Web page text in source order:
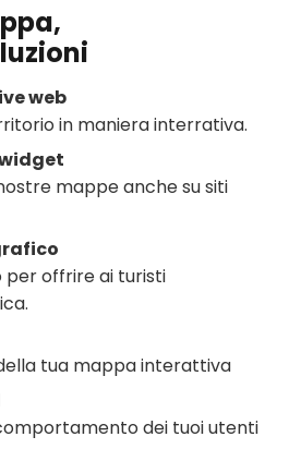
web
in maniera interrativa.
mappe anche su siti
per offrire ai turisti
tua mappa interattiva
dei tuoi utenti